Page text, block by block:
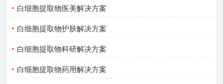
白细胞提取物医美解决方案
白细胞提取物护肤解决方案
白细胞提取物科研解决方案
白细胞提取物药用解决方案